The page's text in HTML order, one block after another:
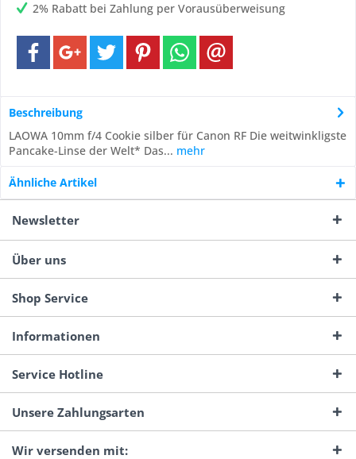
2% Rabatt bei Zahlung per Vorausüberweisung
Beschreibung
LAOWA 10mm f/4 Cookie silber für Canon RF Die weitwinkligste
Pancake-Linse der Welt* Das... mehr
Ähnliche Artikel
Newsletter
Über uns
Shop Service
Informationen
Service Hotline
Unsere Zahlungsarten
Wir versenden mit: